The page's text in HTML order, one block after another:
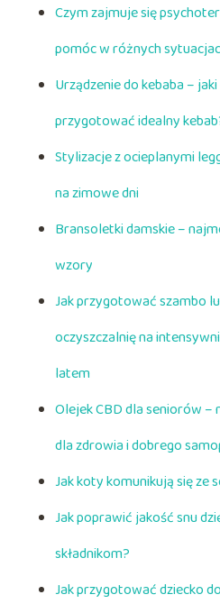
Czym zajmuje się
pomóc w różnych
Urządzenie do kebaba –
przygotować idealny
Stylizacje z ocieplanymi
na zimowe dni
Bransoletki damskie –
wzory
Jak przygotować szambo
oczyszczalnię na
latem
Olejek CBD dla seniorów
dla zdrowia i dobrego
Jak koty komunikują się ze
Jak poprawić jakość snu
składnikom?
Jak przygotować dziecko